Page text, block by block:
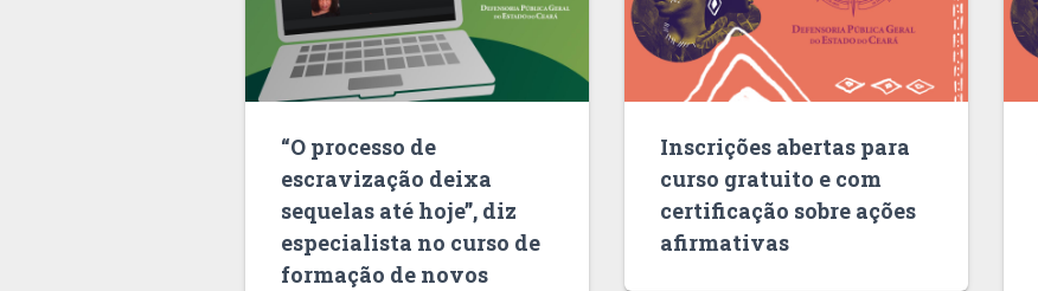
“O processo de
escravização deixa
sequelas até hoje”, diz
especialista no curso de
formação de novos
Inscrições abertas para
curso gratuito e com
certificação sobre ações
afirmativas